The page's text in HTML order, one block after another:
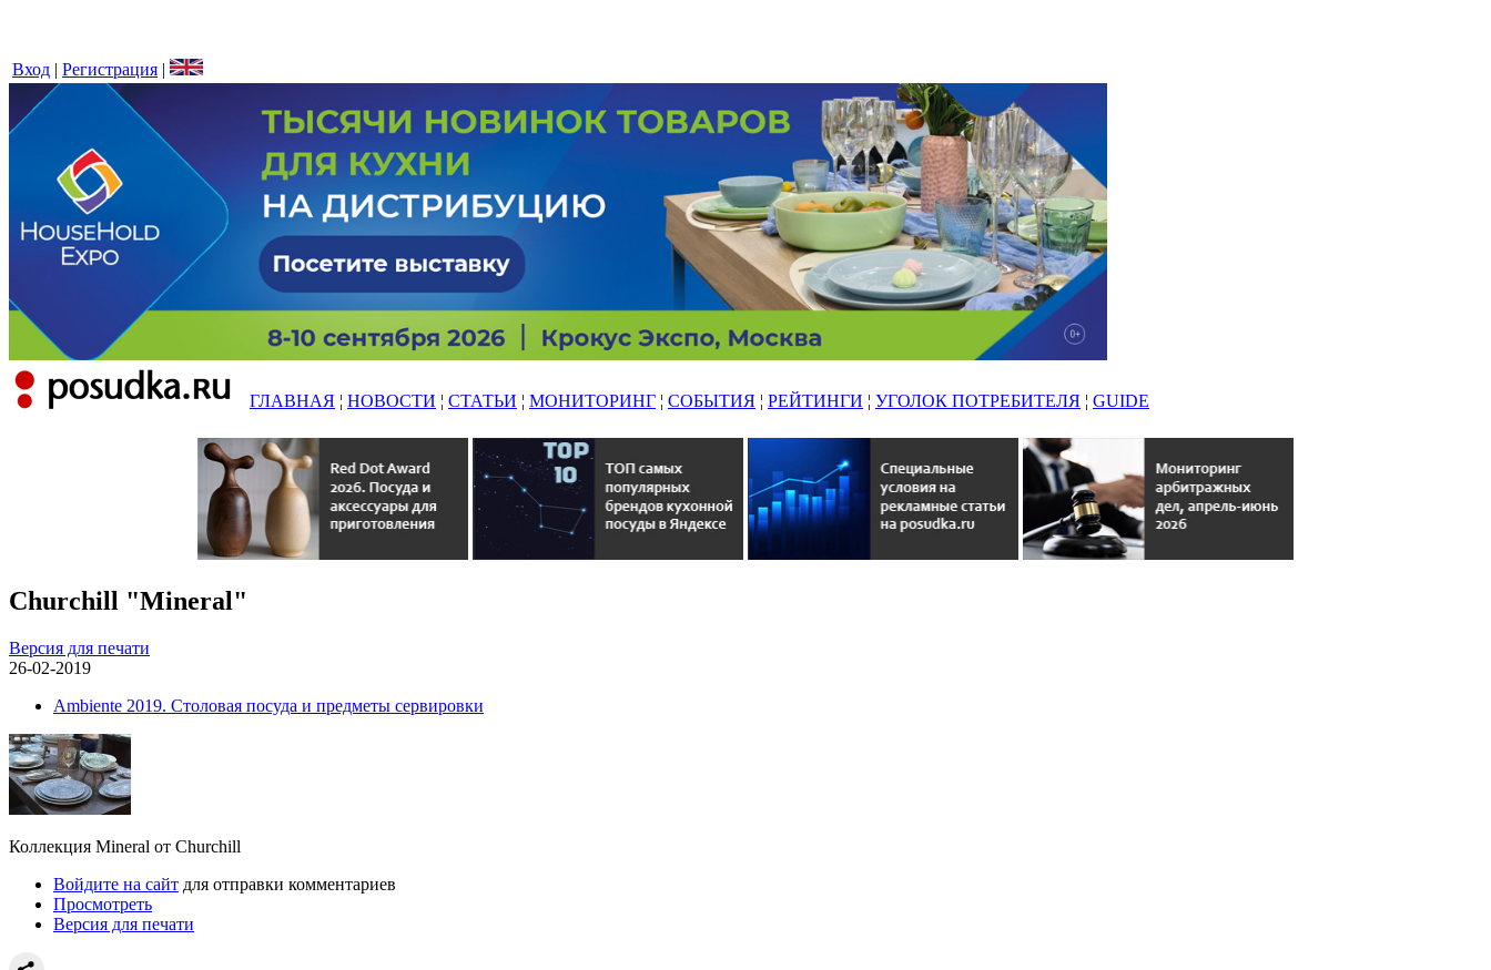
Вход | Регистрация |
ГЛАВНАЯ ¦ НОВОСТИ ¦ СТАТЬИ ¦ МОНИТОРИНГ ¦ СОБЫТИЯ ¦ РЕЙТИНГИ ¦ УГОЛОК ПОТРЕБИТЕЛЯ ¦ GUIDE
Сhurchill "Mineral"
Версия для печати
26-02-2019
Ambiente 2019. Столовая посуда и предметы сервировки
Коллекция Mineral от Сhurchill
Войдите на сайт для отправки комментариев
Просмотреть
Версия для печати